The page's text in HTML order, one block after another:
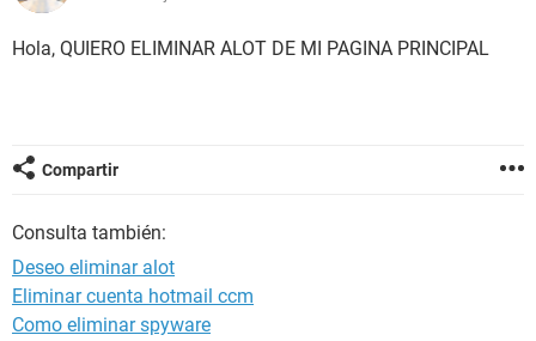
Hola, QUIERO ELIMINAR ALOT DE MI PAGINA PRINCIPAL
Compartir
Consulta también:
Deseo eliminar alot
Eliminar cuenta hotmail ccm
Como eliminar spyware